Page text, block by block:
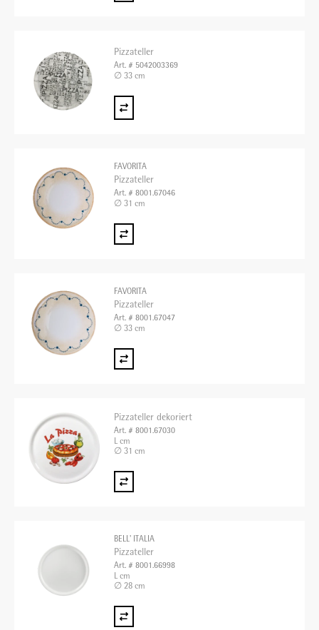
Pizzateller
Art. # 5042003369
∅ 33 cm
FAVORITA
Pizzateller
Art. # 8001.67046
∅ 31 cm
FAVORITA
Pizzateller
Art. # 8001.67047
∅ 33 cm
Pizzateller dekoriert
Art. # 8001.67030
L cm
∅ 31 cm
BELL' ITALIA
Pizzateller
Art. # 8001.66998
L cm
∅ 28 cm